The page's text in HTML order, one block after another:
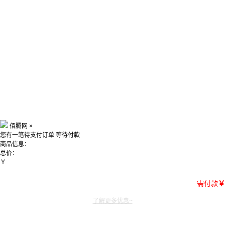
佰腾网 ×
您有一笔待支付订单 等待付款
商品信息：
总价：
￥
需付款￥
了解更多优惠~